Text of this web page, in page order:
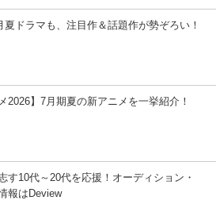
夏ドラマも、注目作＆話題作が勢ぞろい！
2026】7月期夏の新アニメを一挙紹介！
す10代～20代を応援！オーディション・
報はDeview